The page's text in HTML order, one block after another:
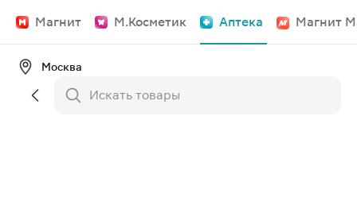
Магнит М.Косметик Аптека Магнит
Москва